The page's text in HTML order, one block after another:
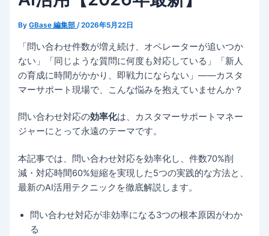
ByGBase 編集部/2026年5月22日
「問い合わせ件数が増え続け、オペレーターが追いつか
ない」「同じような質問に何度も対応している」「新人
の育成に時間がかかり、即戦力にならない」——カスタ
マーサポート現場で、こんな悩みを抱えていませんか？
問い合わせ対応の効率化は、カスタマーサポートマネー
ジャーにとって永遠のテーマです。
本記事では、問い合わせ対応を効率化し、件数70%削
減・対応時間60%短縮を実現した5つの実践的な方法と、
最新のAI活用テクニックを徹底解説します。
問い合わせ対応が非効率になる3つの根本原因がわか
る